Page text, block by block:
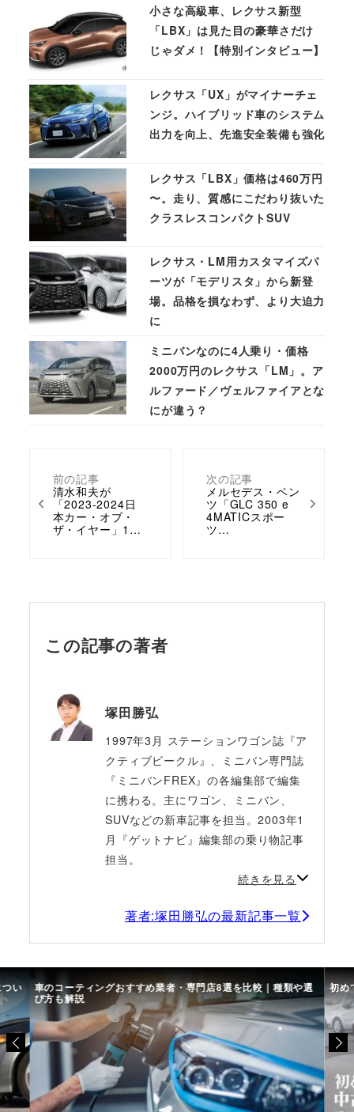
前の記事
清水和夫が
「2023-2024日
本カー・オブ・
ザ・イヤー」1…
次の記事
メルセデス・ベン
ツ「GLC 350 e
4MATICスポー
ツ…
小さな高級車、レクサス新型
「LBX」は見た目の豪華さだけ
じゃダメ！【特別インタビュー】
レクサス「UX」がマイナーチェ
ンジ。ハイブリッド車のシステム
出力を向上、先進安全装備も強化
レクサス「LBX」価格は460万円
〜。走り、質感にこだわり抜いた
クラスレスコンパクトSUV
レクサス・LM用カスタマイズパ
ーツが「モデリスタ」から新登
場。品格を損なわず、より大迫力
に
ミニバンなのに4人乗り・価格
2000万円のレクサス「LM」。ア
ルファード／ヴェルファイアとな
にが違う？
この記事の著者
塚田勝弘
1997年3月 ステーションワゴン誌『ア
クティブビークル』、ミニバン専門誌
『ミニバンFREX』の各編集部で編集
に携わる。主にワゴン、ミニバン、
SUVなどの新車記事を担当。2003年1
月『ゲットナビ』編集部の乗り物記事
担当。
続きを見る
著者:塚田勝弘の最新記事一覧
い 車のコーティングおすすめ業者・専門店8選を比較｜種類や選
び方も解説
初め